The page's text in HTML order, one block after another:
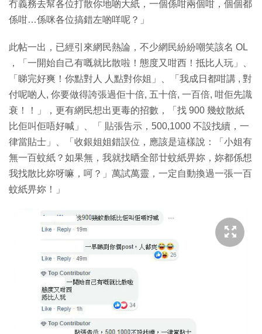
冇義務去幫各位打散你地啲大紙，一個係咁兩個咁，個個都
係咁…係咪各位搞錯左啲咩呢？」
此帖一出，已經引來網民熱論，不少網民紛紛嘲笑該名 OL
，「一開始自己有嘅就比散啦！態度又咁西！抵比人玩」、
「睇完好爽！你點對人 人點對你姐」、「我成日都咁講 , 對
付呢啲人, 你要做得誇張過佢十倍, 五十倍, 一百倍, 咁佢先識
衰！！」，更有網民想出更毒的招數，「找 900 幾蚊散紙
比佢叫佢唔好喊」、「 貼張告示，500,1000 不設找續，一
律當貼士」、「收銀姐姐錯誤位，應該是這樣說：「小姐有
無一百蚊紙？如果無，我就找晒全部廿蚊紙畀妳，妳都係想
我找散比妳呀嘛，呵？」萬試萬靈，一定自動換過一張一百
蚊紙畀妳！」